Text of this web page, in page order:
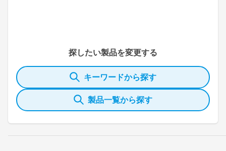
探したい製品を変更する
キーワードから探す
製品一覧から探す